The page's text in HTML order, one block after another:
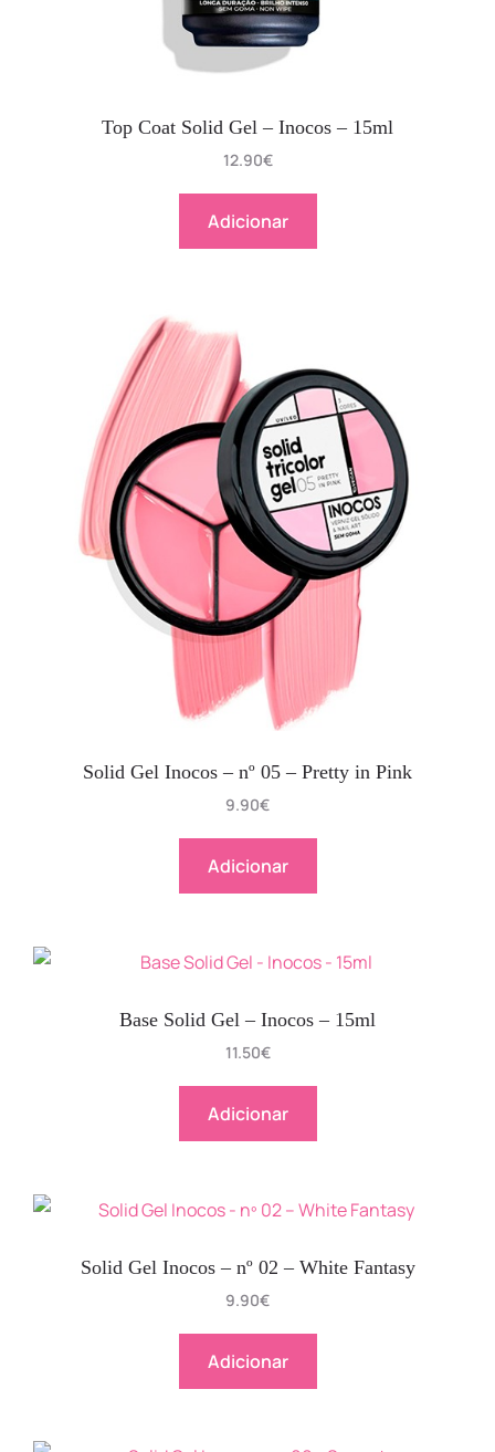
Top Coat Solid Gel – Inocos – 15ml
12.90€
Adicionar
Solid Gel Inocos – nº 05 – Pretty in Pink
9.90€
Adicionar
Base Solid Gel – Inocos – 15ml
11.50€
Adicionar
Solid Gel Inocos – nº 02 – White Fantasy
9.90€
Adicionar